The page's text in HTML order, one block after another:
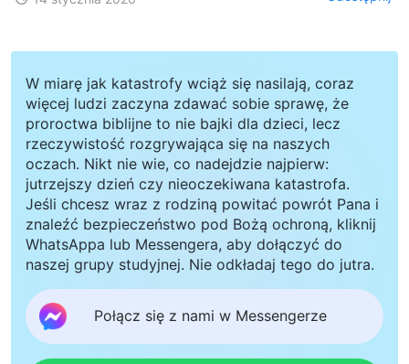
W miarę jak katastrofy wciąż się nasilają, coraz
więcej ludzi zaczyna zdawać sobie sprawę, że
proroctwa biblijne to nie bajki dla dzieci, lecz
rzeczywistość rozgrywająca się na naszych
oczach. Nikt nie wie, co nadejdzie najpierw:
jutrzejszy dzień czy nieoczekiwana katastrofa.
Jeśli chcesz wraz z rodziną powitać powrót Pana i
znaleźć bezpieczeństwo pod Bożą ochroną, kliknij
WhatsAppa lub Messengera, aby dołączyć do
naszej grupy studyjnej. Nie odkładaj tego do jutra.
Połącz się z nami w Messengerze